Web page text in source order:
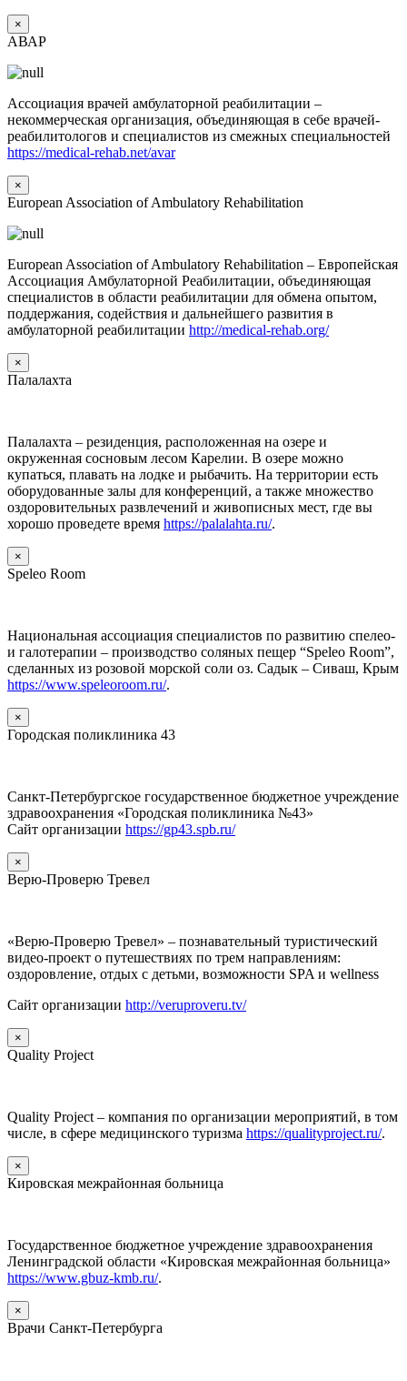
×
АВАР
Ассоциация врачей амбулаторной реабилитации –
некоммерческая организация, объединяющая в себе врачей-
реабилитологов и специалистов из смежных специальностей
https://medical-rehab.net/avar
×
European Association of Ambulatory Rehabilitation
European Association of Ambulatory Rehabilitation – Европейская
Ассоциация Амбулаторной Реабилитации, объединяющая
специалистов в области реабилитации для обмена опытом,
поддержания, содействия и дальнейшего развития в
амбулаторной реабилитации http://medical-rehab.org/
×
Палалахта
Палалахта – резиденция, расположенная на озере и
окруженная сосновым лесом Карелии. В озере можно
купаться, плавать на лодке и рыбачить. На территории есть
оборудованные залы для конференций, а также множество
оздоровительных развлечений и живописных мест, где вы
хорошо проведете время https://palalahta.ru/.
×
Speleo Room
Национальная ассоциация специалистов по развитию спелео-
и галотерапии – производство соляных пещер “Speleo Room”,
сделанных из розовой морской соли оз. Садык – Сиваш, Крым
https://www.speleoroom.ru/.
×
Городская поликлиника 43
Санкт-Петербургское государственное бюджетное учреждение
здравоохранения «Городская поликлиника №43»
Сайт организации https://gp43.spb.ru/
×
Верю-Проверю Тревел
«Верю-Проверю Тревел» – познавательный туристический
видео-проект о путешествиях по трем направлениям:
оздоровление, отдых с детьми, возможности SPA и wellness
Сайт организации http://veruproveru.tv/
×
Quality Project
Quality Project – компания по организации мероприятий, в том
числе, в сфере медицинского туризма https://qualityproject.ru/.
×
Кировская межрайонная больница
Государственное бюджетное учреждение здравоохранения
Ленинградской области «Кировская межрайонная больница»
https://www.gbuz-kmb.ru/.
×
Врачи Санкт-Петербурга